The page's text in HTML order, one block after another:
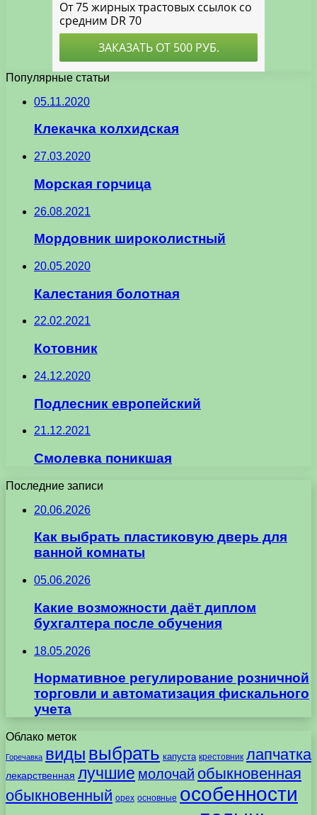
Популярные статьи
05.11.2020
Клекачка колхидская
27.03.2020
Морская горчица
26.08.2021
Мордовник широколистный
20.05.2020
Калестания болотная
22.02.2021
Котовник
24.12.2020
Подлесник европейский
21.12.2021
Смолевка поникшая
Последние записи
20.06.2026
Как выбрать пластиковую дверь для
ванной комнаты
05.06.2026
Какие возможности даёт диплом
бухгалтера после обучения
18.05.2026
Нормативное регулирование розничной
торговли и автоматизация фискального
учета
Облако меток
Горечавка виды выбрать капуста крестовник лапчатка
лекарственная лучшие молочай обыкновенная
обыкновенный орех основные особенности